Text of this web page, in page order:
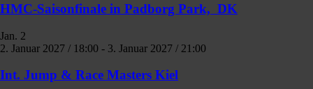
HMC-Saisonfinale in Padborg Park, DK
Jan. 2
2. Januar 2027 / 18:00 - 3. Januar 2027 / 21:00
Int. Jump & Race Masters Kiel